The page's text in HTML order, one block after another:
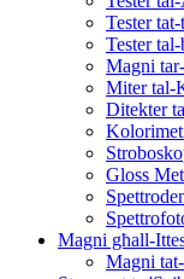
Tester
Tester
Magni
Miter tal-
Ditekter
Gloss
Magni għall-
Magni